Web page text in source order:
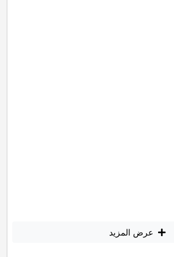
عرض المزيد